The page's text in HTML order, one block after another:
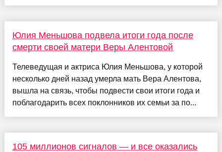
Юлия Меньшова подвела итоги года после
смерти своей матери Веры Алентовой
Телеведущая и актриса Юлия Меньшова, у которой
несколько дней назад умерла мать Вера Алентова,
вышла на связь, чтобы подвести свои итоги года и
поблагодарить всех поклонников их семьи за по...
105 миллионов сигналов — и все оказались